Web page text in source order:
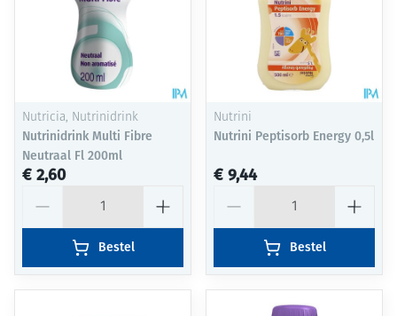
Nutricia, Nutrinidrink
Nutrinidrink Multi Fibre
Neutraal Fl 200ml
€ 2,60
Bestel
Nutrini
Nutrini Peptisorb Energy 0,5l
€ 9,44
Bestel